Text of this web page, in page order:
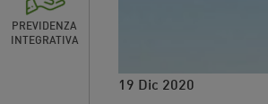
PREVIDENZA
INTEGRATIVA
19 Dic 2020